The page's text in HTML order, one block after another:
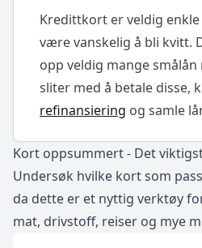
Kredittkort er veldig
være vanskelig å bli kvitt.
opp veldig mange
sliter med å betale disse,
refinansiering og samle
Kort oppsummert - Det
Undersøk hvilke kort som
da dette er et nyttig verktøy
mat, drivstoff, reiser og mye